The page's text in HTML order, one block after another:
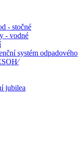
- stočné
- vodné
systém odpadového
jubilea